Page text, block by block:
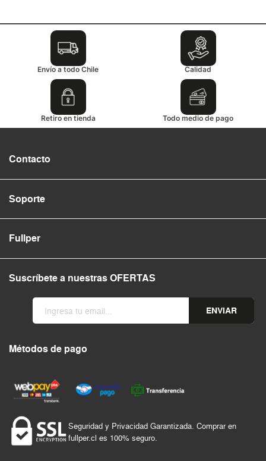
Envío a todo Chile Calidad
Retiro en tienda Todo medio de pago
Contacto
Soporte
Fullper
Suscríbete a nuestras OFERTAS
ENVIAR
Métodos de pago
Seguridad y Privacidad Garantizada. Comprar en
fullper.cl es 100% seguro.